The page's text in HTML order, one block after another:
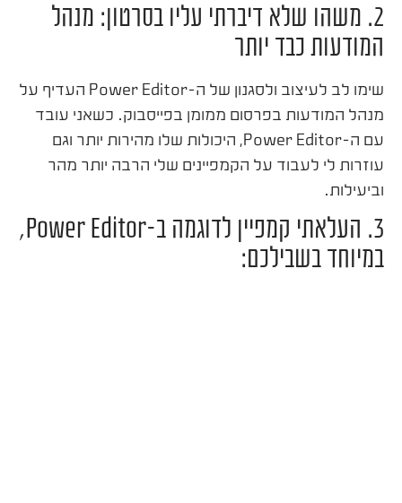
2. משהו שלא דיברתי עליו בסרטון: מנהל
המודעות כבד יותר
שימו לב לעיצוב ולסגנון של ה-Power Editor העדיף על
מנהל המודעות בפרסום ממומן בפייסבוק. כשאני עובד
עם ה-Power Editor, היכולות שלו מהירות יותר וגם
עוזרות לי לעבוד על הקמפיינים שלי הרבה יותר מהר
וביעילות.
3. העלאתי קמפיין לדוגמה ב-Power Editor,
במיוחד בשבילכם: